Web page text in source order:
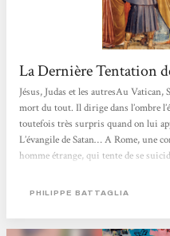
La Dernière Tentation
Jésus, Judas et les autresAu Vatican,
mort du tout. Il dirige dans l’ombre
toutefois très surpris quand on lui
L’évangile de Satan… A Rome, une
homme étrange, qui tente de se
ramène même une jeune fille
PHILIPPE BATTAGLIA